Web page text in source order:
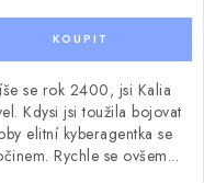
se rok 2400, jsi Kalia
Kdysi jsi toužila bojovat
elitní kyberagentka se
Rychle se ovšem...